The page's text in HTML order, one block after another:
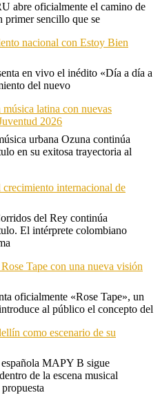
abre oficialmente el camino de
primer sencillo que se
nacional con Estoy Bien
en vivo el inédito «Día a día a
del nuevo
latina con nuevas
2026
urbana Ozuna continúa
en su exitosa trayectoria al
internacional de
del Rey continúa
El intérprete colombiano
Tape con una nueva visión
oficialmente «Rose Tape», un
al público el concepto del
como escenario de su
MAPY B sigue
de la escena musical